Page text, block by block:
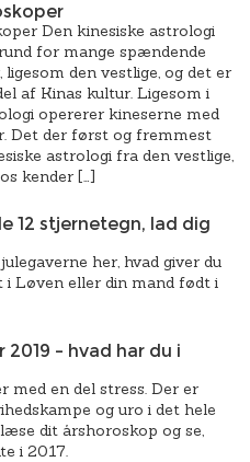
Den kinesiske astrologi
for mange spændende
ligesom den vestlige, og det er
af Kinas kultur. Ligesom i
opererer kineserne med
Det der først og fremmest
astrologi fra den vestlige,
kender […]
12 stjernetegn, lad dig
her, hvad giver du
Løven eller din mand født i
– hvad har du i
med en del stress. Der er
og uro i det hele
dit årshoroskop og se,
i 2017.